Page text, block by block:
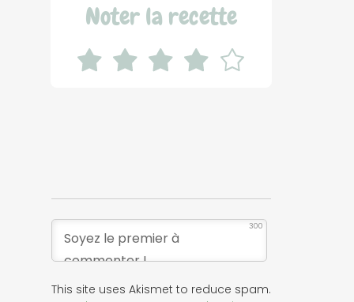
Noter la recette
300
This site uses Akismet to reduce spam.